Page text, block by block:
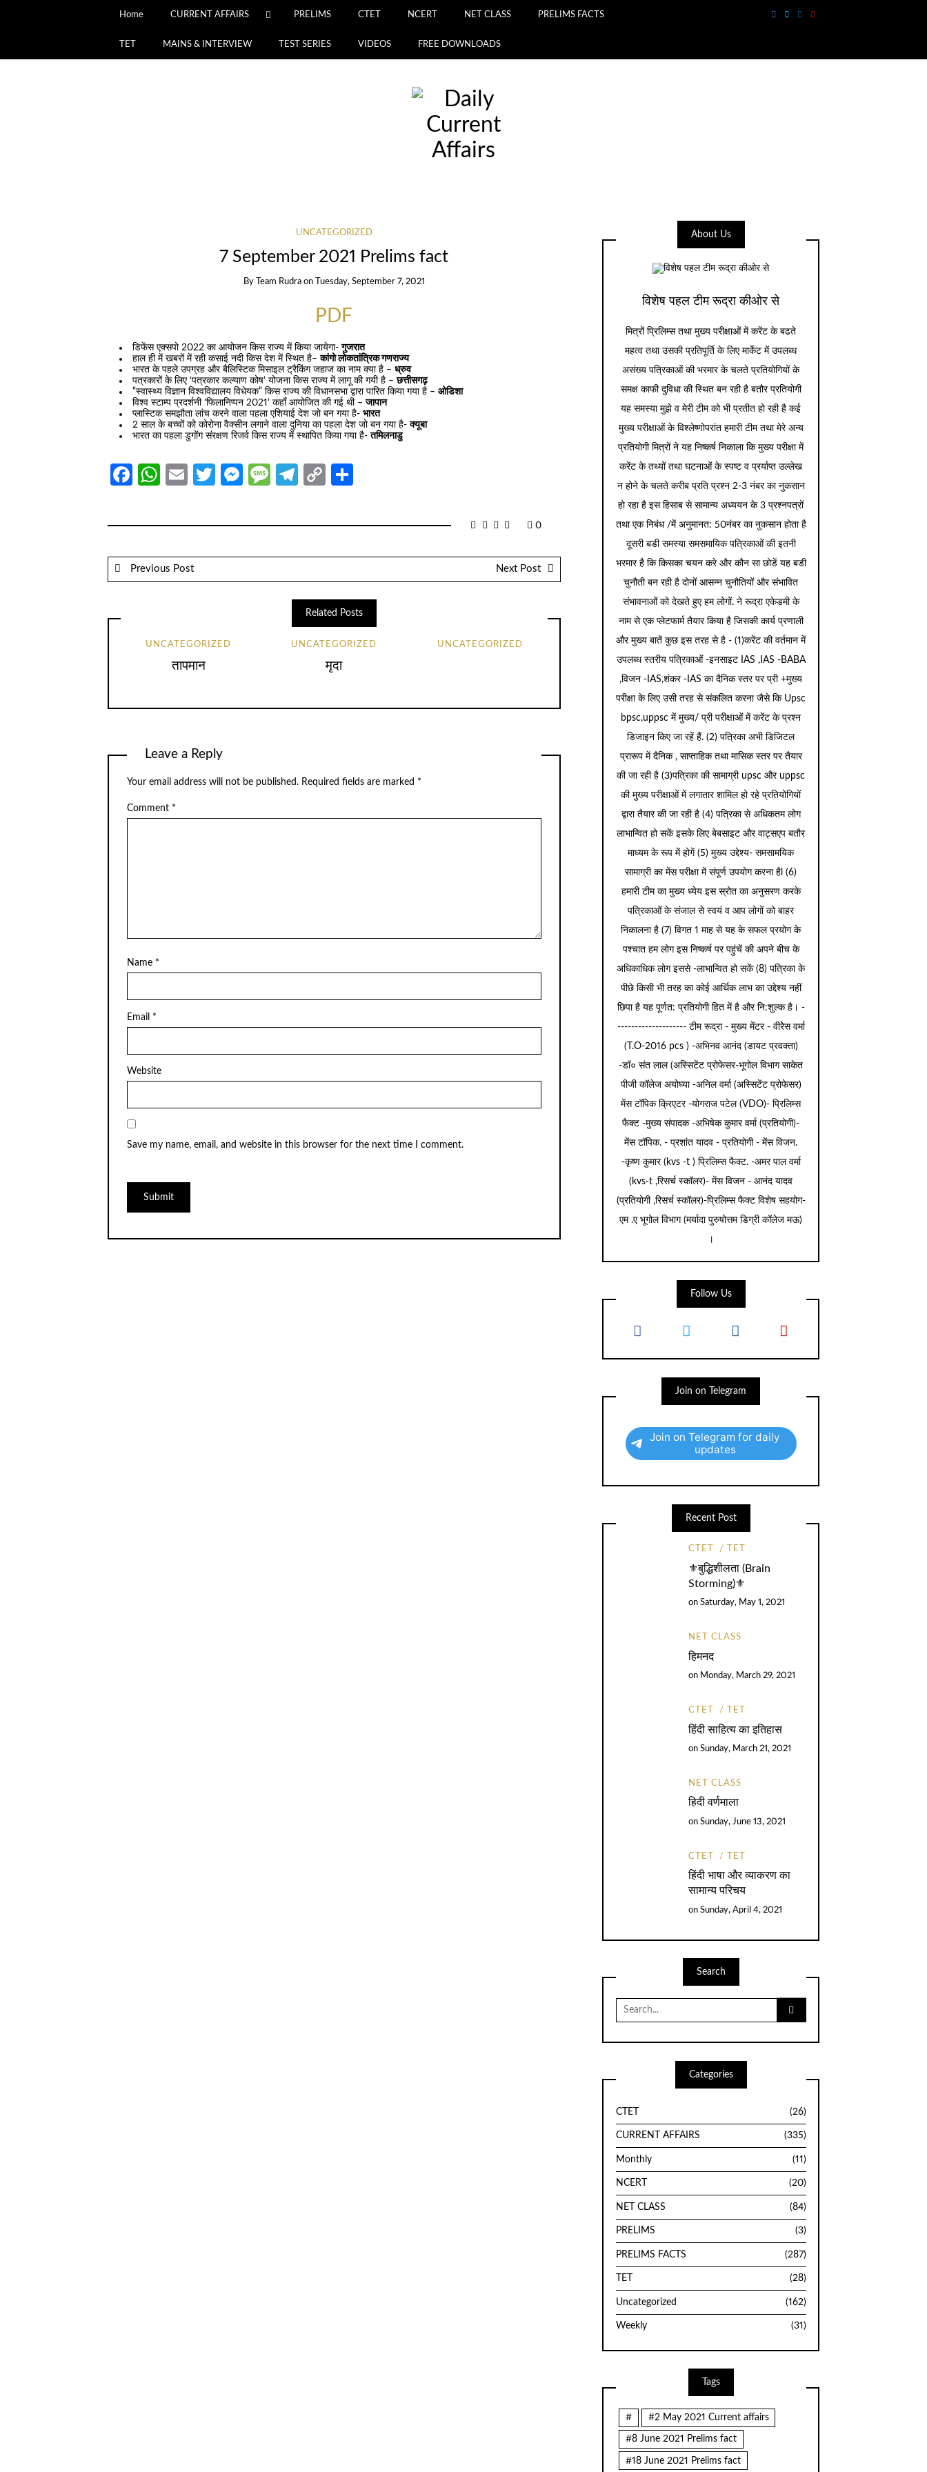
Home CURRENT AFFAIRS PRELIMS CTET NCERT NET CLASS PRELIMS FACTS
TET MAINS & INTERVIEW TEST SERIES VIDEOS FREE DOWNLOADS
UNCATEGORIZED
7 September 2021 Prelims fact
By Team Rudra on Tuesday, September 7, 2021
PDF
डिफेंस एक्सपो 2022 का आयोजन किस राज्य में किया जायेगा-गुजरात
हाल ही में खबरों में रही कसाई नदी किस देश में स्थित है–कांगो लोकतांत्रिक गणराज्य
भारत के पहले उपग्रह और बैलिस्टिक मिसाइल ट्रैकिंग जहाज का नाम क्या है –ध्रुव
पत्रकारों के लिए ‘पत्रकार कल्याण कोष’ योजना किस राज्य में लागू की गयी है –छत्तीसगढ़
“स्वास्थ्य विज्ञान विश्वविद्यालय विधेयक” किस राज्य की विधानसभा द्वारा पारित किया गया है –ओडिशा
विश्व स्टाम्प प्रदर्शनी ‘फिलानिप्पन 2021’ कहाँ आयोजित की गई थी –जापान
प्लास्टिक समझौता लांच करने वाला पहला एशियाई देश जो बन गया है-भारत
2 साल के बच्चों को कोरोना वैक्सीन लगाने वाला दुनिया का पहला देश जो बन गया है-क्यूबा
भारत का पहला डुगोंग संरक्षण रिजर्व किस राज्य में स्थापित किया गया है-तमिलनाडु
Facebook
WhatsApp
EmailTwitter
Messenger
Message
Telegram
Copy
0
Previous Post Next Post
Related Posts
UNCATEGORIZED
तापमान
UNCATEGORIZED
मृदा
UNCATEGORIZED
Leave a Reply
Your email address will not be published. Required fields are marked *
Comment *
Name *
Email *
Website
Save my name, email, and website in this browser for the next time I comment.
About Us
विशेष पहल टीम रूद्रा कीओर से
मित्रों प्रिलिम्स तथा मुख्य परीक्षाओं में करेंट के बढते
महत्व तथा उसकी प्रतिपूर्ति के लिए मार्केट में उपलब्ध
असंख्य पत्रिकाओं की भरमार के चलते प्रतियोगियों के
समक्ष काफी दुविधा की स्थित बन रही है बतौर प्रतियोगी
यह समस्या मुझे व मेरी टीम को भी प्रतीत हो रही है कई
मुख्य परीक्षाओं के विश्लेष्णोपरांत हमारी टीम तथा मेरे अन्य
प्रतियोगी मित्रों ने यह निष्कर्ष निकाला कि मुख्य परीक्षा में
करेंट के तथ्यों तथा घटनाओं के स्पष्ट व प्रर्याप्त उल्लेख
न होने के चलते करीब प्रति प्रश्न 2-3 नंबर का नुकसान
हो रहा है इस हिसाब से सामान्य अध्ययन के 3 प्रश्नपत्रों
तथा एक निबंध /में अनुमानत: 50नंबर का नुकसान होता है
दूसरी बडी समस्या समसमायिक पत्रिकाओं की इतनी
भरमार है कि किसका चयन करे और कौन सा छोडें यह बडी
चुनौती बन रही है दोनों आसन्न चुनौतियों और संभावित
संभावनाओं को देखते हुए हम लोगों. ने रूद्रा एकेडमी के
नाम से एक प्लेटफार्म तैयार किया है जिसकी कार्य प्रणाली
और मुख्य बातें कुछ इस तरह से है - (1)करेंट की वर्तमान में
उपलब्ध स्तरीय पत्रिकाओं -इनसाइट IAS ,IAS -BABA
,विजन -IAS,शंकर -IAS का दैनिक स्तर पर प्री +मुख्य
परीक्षा के लिए उसी तरह से संकलित करना जैसे कि Upsc
bpsc,uppsc में मुख्य/ प्री परीक्षाओं में करेंट के प्रश्न
डिजाइन किए जा रहें हैं. (2) पत्रिका अभी डिजिटल
प्रारूप में दैनिक , साप्ताहिक तथा मासिक स्तर पर तैयार
की जा रही है (3)पत्रिका की सामाग्री upsc और uppsc
की मुख्य परीक्षाओं में लगातार शामिल हो रहे प्रतियोगियों
द्वारा तैयार की जा रही है (4) पत्रिका से अधिकतम लोग
लाभान्वित हो सकें इसके लिए बेबसाइट और वाट्सएप बतौर
माध्यम के रूप में होगें (5) मुख्य उद्देश्य- समसामयिक
सामाग्री का मेंस परीक्षा में संपूर्ण उपयोग करना हैl (6)
हमारी टीम का मुख्य ध्येय इस स्रोत का अनुसरण करके
पत्रिकाओं के संजाल से स्वयं व आप लोगों को बाहर
निकालना है (7) विगत 1 माह से यह के सफल प्रयोग के
पश्चात हम लोग इस निष्कर्ष पर पहुंचें की अपने बीच के
अधिकाधिक लोग इससे -लाभान्वित हो सकें (8) पत्रिका के
पीछे किसी भी तरह का कोई आर्थिक लाभ का उद्देश्य नहीं
छिपा है यह पूर्णत: प्रतियोगी हित में है और नि:शुल्क है। -
-------------------- टीम रूद्रा - मुख्य मेंटर - वीरेेस वर्मा
(T.O-2016 pcs ) -अभिनव आनंद (डायट प्रवक्ता)
-डॉ० संत लाल (अस्सिटेंट प्रोफेसर-भूगोल विभाग साकेत
पीजी कॉलेज अयोघ्या -अनिल वर्मा (अस्सिटेंट प्रोफेसर)
मेंस टॉपिक क्रिएटर -योगराज पटेल (VDO)- प्रिलिम्स
फैक्ट -मुख्य संपादक -अभिषेक कुमार वर्मा (प्रतियोगी)-
मेंस टॉपिक. - प्रशांत यादव - प्रतियोगी - मेंस विजन.
-कृष्ण कुमार (kvs -t ) प्रिलिम्स फैक्ट. -अमर पाल वर्मा
(kvs-t ,रिसर्च स्कॉलर)- मेंस विजन - आनंद यादव
(प्रतियोगी ,रिसर्च स्कॉलर)-प्रिलिम्स फैक्ट विशेष सहयोग-
एम .ए भूगोल विभाग (मर्यादा पुरुषोत्तम डिग्री कॉलेज मऊ)
।
Follow Us
Join on Telegram
Join on Telegram for daily
updates
Recent Post
CTET TET
⚜️बुद्धिशीलता (Brain
Storming)⚜️
on Saturday, May 1, 2021
NET CLASS
हिमनद
on Monday, March 29, 2021
CTET TET
हिंदी साहित्य का इतिहास
on Sunday, March 21, 2021
NET CLASS
हिदी वर्णमाला
on Sunday, June 13, 2021
CTET TET
हिंदी भाषा और व्याकरण का
सामान्य परिचय
on Sunday, April 4, 2021
Search
Search
for:
Categories
CTET (26)
CURRENT AFFAIRS (335)
Monthly (11)
NCERT (20)
NET CLASS (84)
PRELIMS (3)
PRELIMS FACTS (287)
TET (28)
Uncategorized (162)
Weekly (31)
Tags
# #2 May 2021 Current affairs
#8 June 2021 Prelims fact
#18 June 2021 Prelims fact